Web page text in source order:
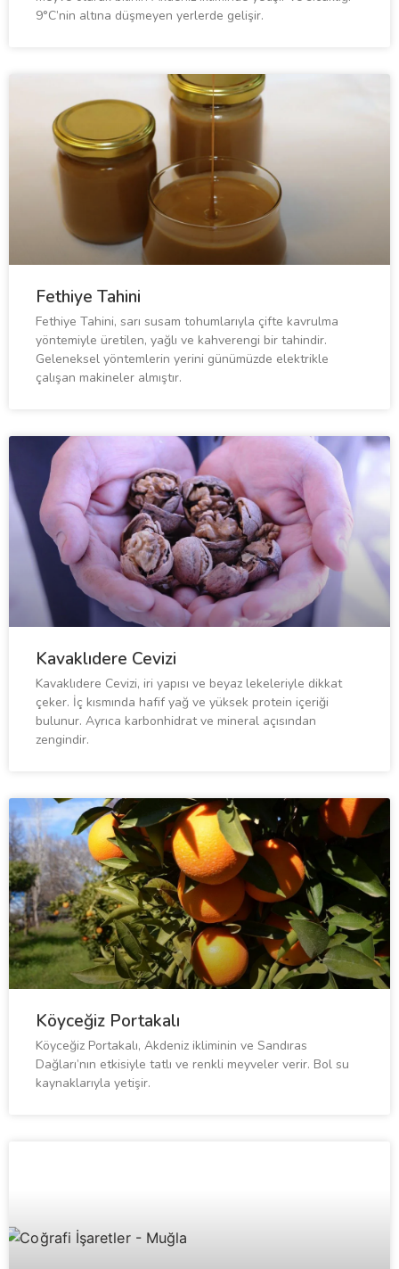
9°C’nin altına düşmeyen yerlerde gelişir.
Fethiye Tahini
Fethiye Tahini, sarı susam tohumlarıyla çifte kavrulma
yöntemiyle üretilen, yağlı ve kahverengi bir tahindir.
Geleneksel yöntemlerin yerini günümüzde elektrikle
çalışan makineler almıştır.
Kavaklıdere Cevizi
Kavaklıdere Cevizi, iri yapısı ve beyaz lekeleriyle dikkat
çeker. İç kısmında hafif yağ ve yüksek protein içeriği
bulunur. Ayrıca karbonhidrat ve mineral açısından
zengindir.
Köyceğiz Portakalı
Köyceğiz Portakalı, Akdeniz ikliminin ve Sandıras
Dağları’nın etkisiyle tatlı ve renkli meyveler verir. Bol su
kaynaklarıyla yetişir.